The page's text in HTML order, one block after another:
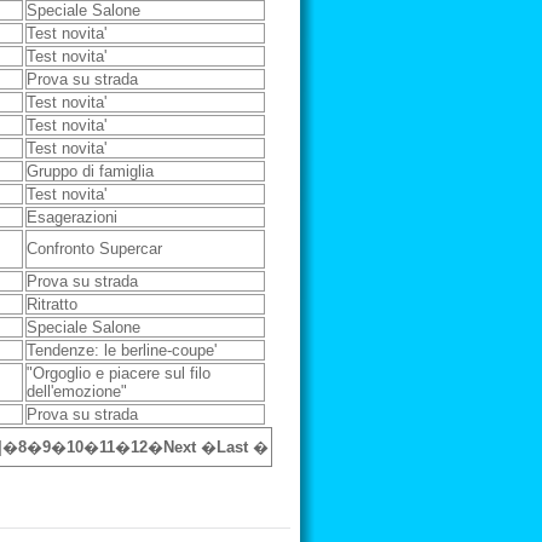
Speciale Salone
Test novita'
Test novita'
Prova su strada
Test novita'
Test novita'
Test novita'
Gruppo di famiglia
Test novita'
Esagerazioni
Confronto Supercar
Prova su strada
Ritratto
Speciale Salone
Tendenze: le berline-coupe'
"Orgoglio e piacere sul filo
dell'emozione"
Prova su strada
�8�9�10�11�12�Next �Last �